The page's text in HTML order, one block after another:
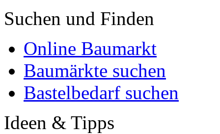
Suchen und Finden
Online Baumarkt
Baumärkte suchen
Bastelbedarf suchen
Ideen & Tipps